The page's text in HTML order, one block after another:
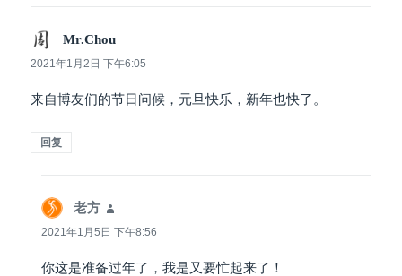
Mr.Chou
道：
2021年1月2日 下午6:05
来自博友们的节日问候，元旦快乐，新年也快了。
回复
老方
道：
2021年1月5日 下午8:56
你这是准备过年了，我是又要忙起来了！